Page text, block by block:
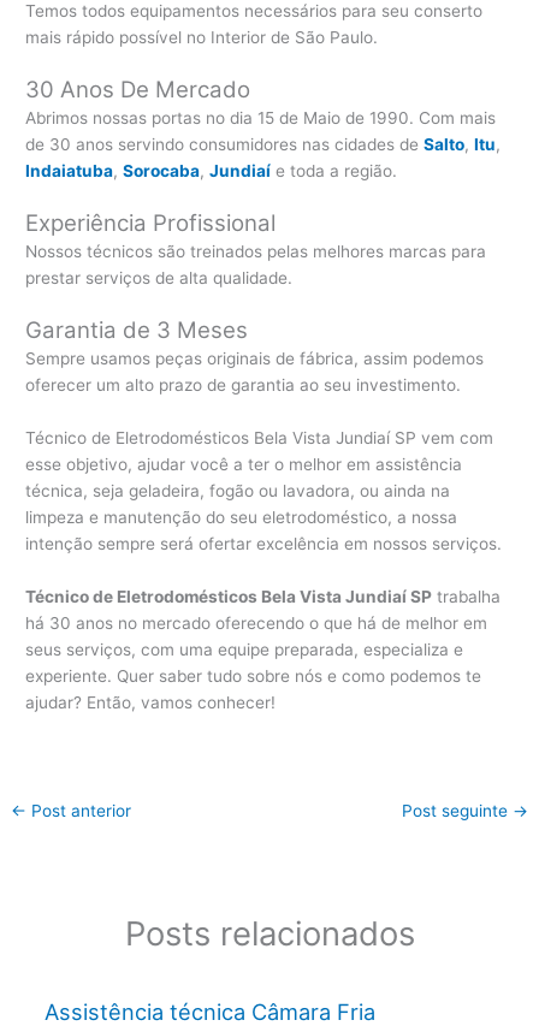
Temos todos equipamentos necessários para seu conserto
mais rápido possível no Interior de São Paulo.
30 Anos De Mercado
Abrimos nossas portas no dia 15 de Maio de 1990. Com mais
de 30 anos servindo consumidores nas cidades deSalto,Itu,
Indaiatuba,Sorocaba,Jundiaí e toda a região.
Experiência Profissional
Nossos técnicos são treinados pelas melhores marcas para
prestar serviços de alta qualidade.
Garantia de 3 Meses
Sempre usamos peças originais de fábrica, assim podemos
oferecer um alto prazo de garantia ao seu investimento.
Técnico de Eletrodomésticos Bela Vista Jundiaí SP vem com
esse objetivo, ajudar você a ter o melhor em assistência
técnica, seja geladeira, fogão ou lavadora, ou ainda na
limpeza e manutenção do seu eletrodoméstico, a nossa
intenção sempre será ofertar excelência em nossos serviços.
Técnico de Eletrodomésticos Bela Vista Jundiaí SP trabalha
há 30 anos no mercado oferecendo o que há de melhor em
seus serviços, com uma equipe preparada, especializa e
experiente. Quer saber tudo sobre nós e como podemos te
ajudar? Então, vamos conhecer!
← Post anterior Post seguinte →
Posts relacionados
Assistência técnica Câmara Fria